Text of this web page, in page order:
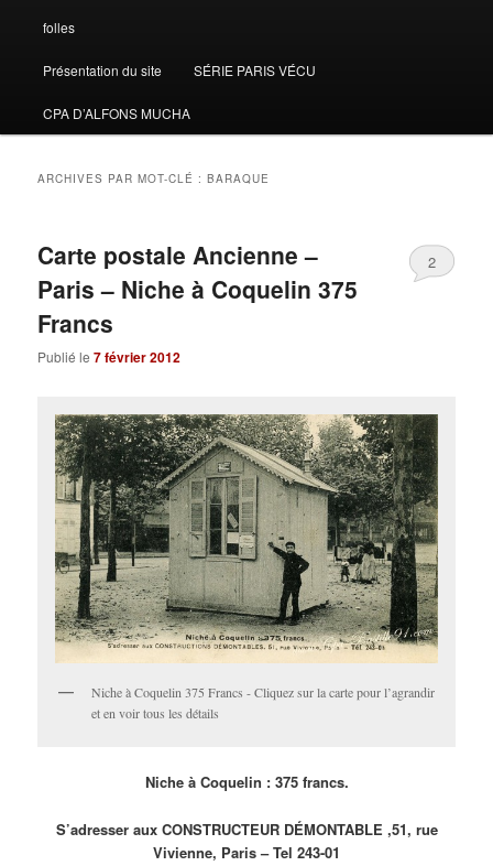
folles
Présentation du site SÉRIE PARIS VÉCU
CPA D’ALFONS MUCHA
ARCHIVES PAR MOT-CLÉ :BARAQUE
Carte postale Ancienne –
Paris – Niche à Coquelin 375
Francs
Publié le7 février 2012
2
Niche à Coquelin 375 Francs - Cliquez sur la carte pour l’agrandir
et en voir tous les détails
Niche à Coquelin : 375 francs.
S’adresser aux CONSTRUCTEUR DÉMONTABLE ,51, rue
Vivienne, Paris – Tel 243-01